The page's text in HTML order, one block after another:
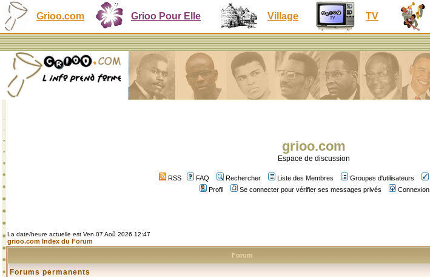
Grioo.com Grioo Pour Elle Village TV
grioo.com
Espace de discussion
RSS FAQ Rechercher Liste des Membres Groupes d'utilisateurs
Profil
Se connecter pour vérifier ses messages privés Connexion
La date/heure actuelle est Ven 07 Aoû 2026 12:47
grioo.com Index du Forum
Forum
Forums permanents